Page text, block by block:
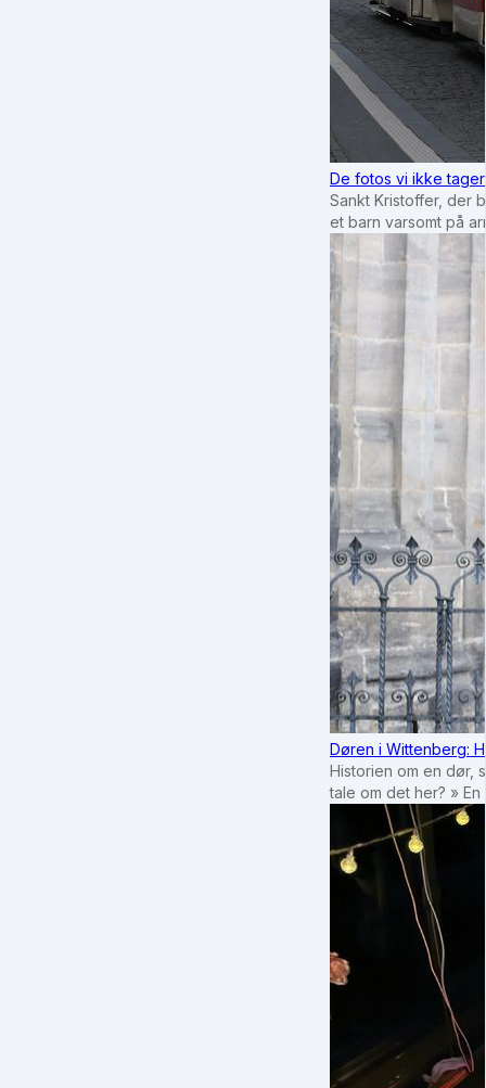
De fotos vi ikke
Sankt Kristoffer, der
et barn varsomt på
Døren i Wittenberg:
Historien om en dør,
tale om det her? »